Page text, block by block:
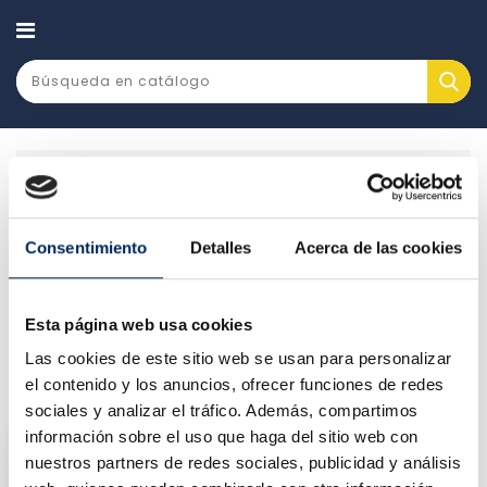
Consentimiento Detalles Acerca de las cookies
Esta página web usa cookies
Las cookies de este sitio web se usan para personalizar
el contenido y los anuncios, ofrecer funciones de redes
sociales y analizar el tráfico. Además, compartimos
información sobre el uso que haga del sitio web con
nuestros partners de redes sociales, publicidad y análisis
CATEGORÍA
Maquinaría y taller
Elevadores de coches
Párking
Relevancia 